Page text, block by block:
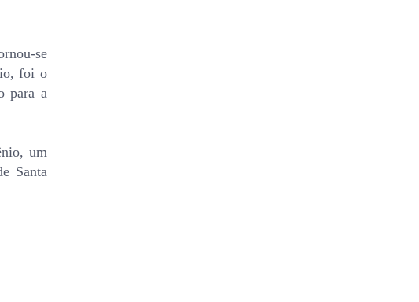
se
foi o
para a
um
Santa